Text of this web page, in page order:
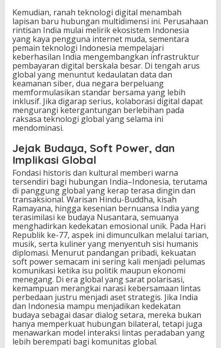
Kemudian, ranah teknologi digital menambah
lapisan baru hubungan multidimensi ini. Perusahaan
rintisan India mulai melirik ekosistem Indonesia
yang kaya pengguna internet muda, sementara
pemain teknologi Indonesia mempelajari
keberhasilan India mengembangkan infrastruktur
pembayaran digital berskala besar. Di tengah arus
global yang menuntut kedaulatan data dan
keamanan siber, dua negara berpeluang
memformulasikan standar bersama yang lebih
inklusif. Jika digarap serius, kolaborasi digital dapat
mengurangi ketergantungan berlebihan pada
raksasa teknologi global yang selama ini
mendominasi.
Jejak Budaya, Soft Power, dan
Implikasi Global
Fondasi historis dan kultural memberi warna
tersendiri bagi hubungan India–Indonesia, terutama
di panggung global yang kerap terasa dingin dan
transaksional. Warisan Hindu-Buddha, kisah
Ramayana, hingga kesenian bernuansa India yang
terasimilasi ke budaya Nusantara, semuanya
menghadirkan kedekatan emosional unik. Pada Hari
Republik ke-77, aspek ini dimunculkan melalui tarian,
musik, serta kuliner yang menyentuh sisi humanis
diplomasi. Menurut pandangan pribadi, kekuatan
soft power semacam ini sering kali menjadi pelumas
komunikasi ketika isu politik maupun ekonomi
menegang. Di era global yang sarat polarisasi,
kemampuan merangkai narasi kebersamaan lintas
perbedaan justru menjadi aset strategis. Jika India
dan Indonesia mampu menjadikan kedekatan
budaya sebagai dasar dialog setara, mereka bukan
hanya memperkuat hubungan bilateral, tetapi juga
menawarkan model interaksi lintas peradaban yang
lebih berempati bagi komunitas global.